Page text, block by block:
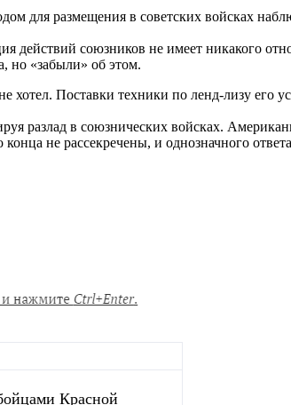
для размещения в советских войсках
действий союзников не имеет
но «забыли» об этом.
Поставки техники по ленд-лизу его
разлад в союзнических войсках.
не рассекречены, и однозначного
Красной